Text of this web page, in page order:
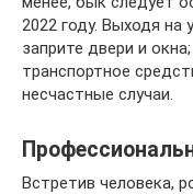
2022 году. Выходя на
заприте двери и
транспортное
несчастные случаи.
Встретив человека,